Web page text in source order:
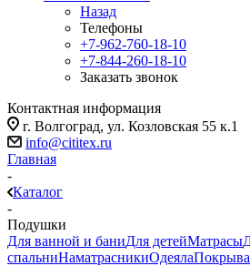
Назад
Телефоны
+7-962-760-18-10
+7-844-260-18-10
Заказать звонок
Контактная информация
г. Волгоград, ул. Козловская 55 к.1
info@cititex.ru
Главная
-
Каталог
-
Подушки
Для ванной и баниДля детейМатрасы
спальниНаматрасникиОдеяла